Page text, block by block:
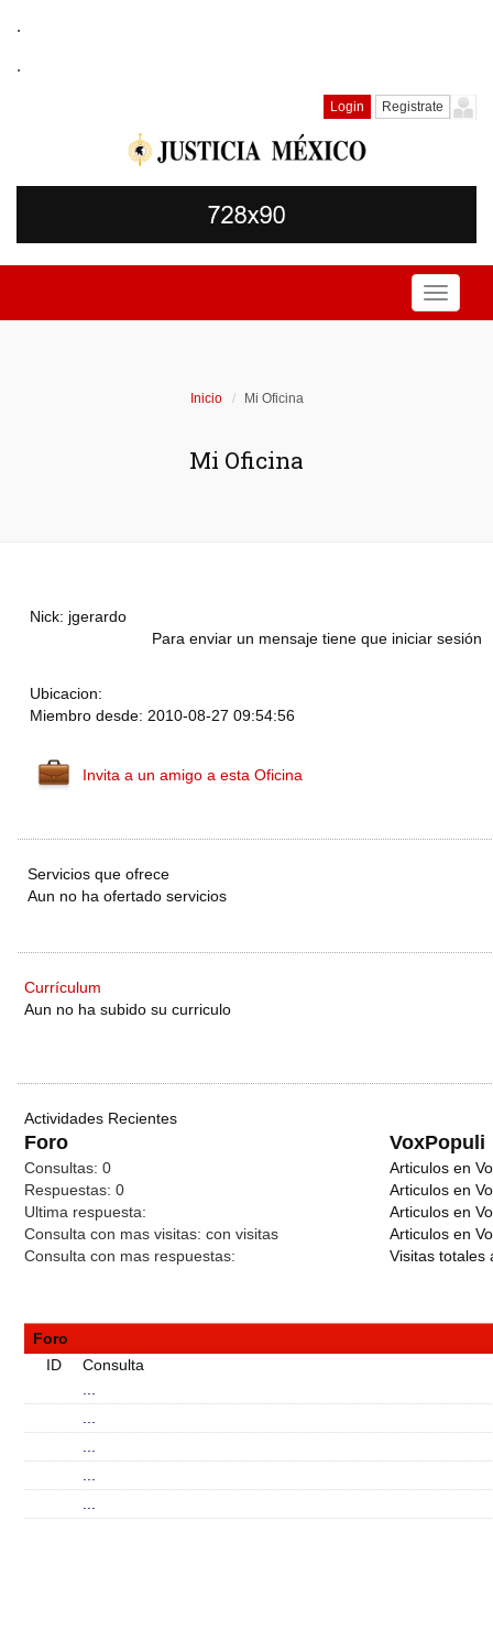
.
.
Login Registrate
Toggle
Inicio Mi Oficina
Mi Oficina
Nick: jgerardo
Para enviar un mensaje tiene que iniciar sesión
Ubicacion:
Miembro desde: 2010-08-27 09:54:56
Invita a un amigo a esta Oficina
Servicios que ofrece
Aun no ha ofertado servicios
Currículum
Aun no ha subido su curriculo
Actividades Recientes
Foro VoxPopuli
Consultas: 0
Respuestas: 0
Ultima respuesta:
Consulta con mas visitas: con visitas
Consulta con mas respuestas:
Articulos en
Articulos en
Articulos en
Articulos en
Visitas totales
Foro
ID
Consulta